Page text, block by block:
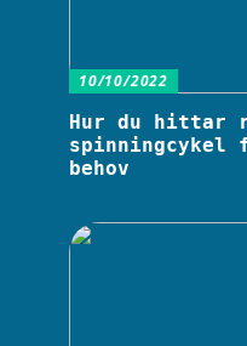
10/10/2022
Hur du hittar
spinningcykel
behov